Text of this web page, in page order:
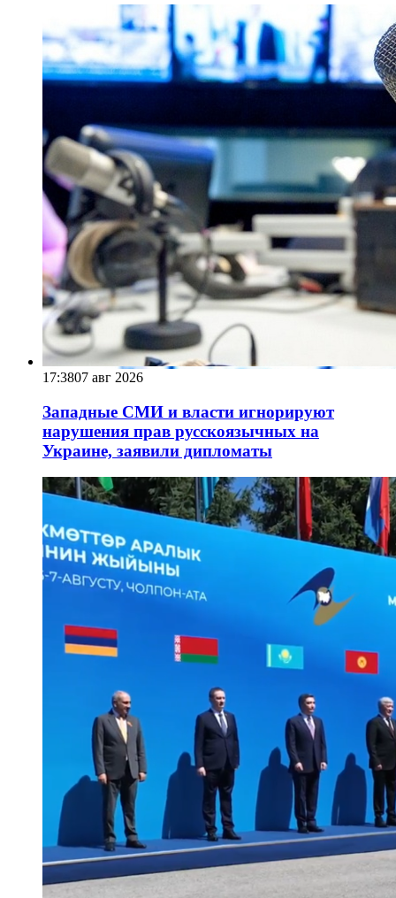
17:3807 авг 2026
Западные СМИ и власти игнорируют
нарушения прав русскоязычных на
Украине, заявили дипломаты